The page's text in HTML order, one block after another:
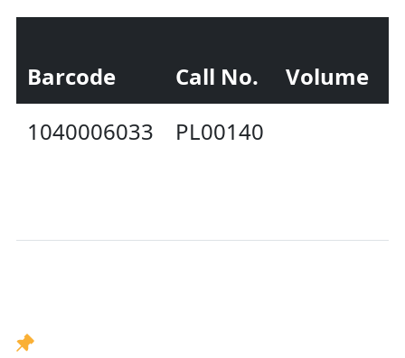
Barcode Call No. Volume
1040006033
PL00140